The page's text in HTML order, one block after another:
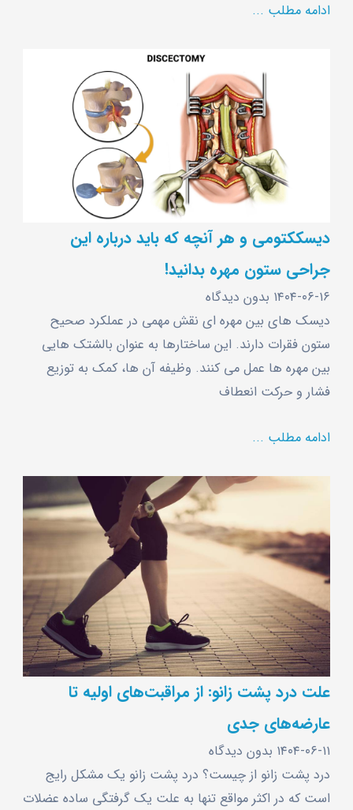
ادامه مطلب ...
دیسککتومی و هر آنچه که باید درباره این
جراحی ستون مهره بدانید!
۱۴۰۴-۰۶-۱۶ بدون دیدگاه
دیسک ‌های بین ‌مهره ‌ای نقش مهمی در عملکرد صحیح
ستون فقرات دارند. این ساختارها به ‌عنوان بالشتک ‌هایی
بین مهره‌ ها عمل می‌ کنند. وظیفه آن ها، کمک به توزیع
فشار و حرکت انعطاف
ادامه مطلب ...
علت درد پشت زانو: از مراقبت‌های اولیه تا
عارضه‌های جدی
۱۴۰۴-۰۶-۱۱ بدون دیدگاه
درد پشت زانو از چیست؟ درد پشت زانو یک مشکل رایج
است که در اکثر مواقع تنها به علت یک گرفتگی ساده عضلات